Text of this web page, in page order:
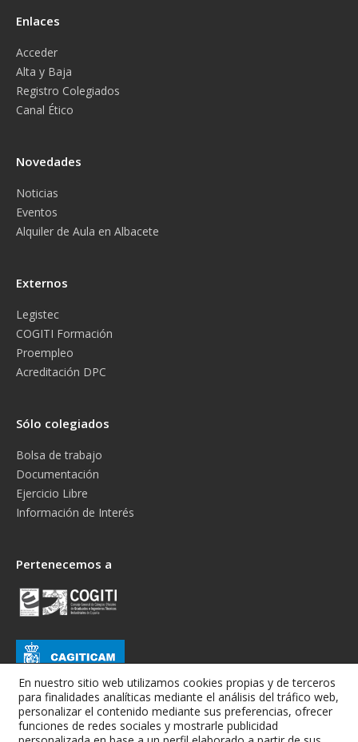
Enlaces
Acceder
Alta y Baja
Registro Colegiados
Canal Ético
Novedades
Noticias
Eventos
Alquiler de Aula en Albacete
Externos
Legistec
COGITI Formación
Proempleo
Acreditación DPC
Sólo colegiados
Bolsa de trabajo
Documentación
Ejercicio Libre
Información de Interés
Pertenecemos a
En nuestro sitio web utilizamos cookies propias y de terceros
para finalidades analíticas mediante el análisis del tráfico web,
personalizar el contenido mediante sus preferencias, ofrecer
funciones de redes sociales y mostrarle publicidad